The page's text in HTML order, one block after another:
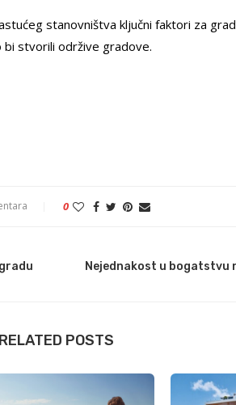
stanovništva ključni faktori za
bi stvorili održive gradove.
0
Nejednakost u bogatstvu
RELATED POSTS